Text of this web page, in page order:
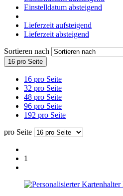
Einstelldatum absteigend
Lieferzeit aufsteigend
Lieferzeit absteigend
Sortieren nach
16 pro Seite
16 pro Seite
32 pro Seite
48 pro Seite
96 pro Seite
192 pro Seite
pro Seite
1